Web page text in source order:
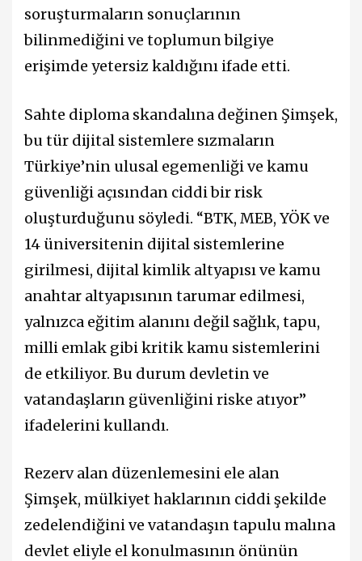
soruşturmaların sonuçlarının
bilinmediğini ve toplumun bilgiye
erişimde yetersiz kaldığını ifade etti.
Sahte diploma skandalına değinen Şimşek,
bu tür dijital sistemlere sızmaların
Türkiye’nin ulusal egemenliği ve kamu
güvenliği açısından ciddi bir risk
oluşturduğunu söyledi. “BTK, MEB, YÖK ve
14 üniversitenin dijital sistemlerine
girilmesi, dijital kimlik altyapısı ve kamu
anahtar altyapısının tarumar edilmesi,
yalnızca eğitim alanını değil sağlık, tapu,
milli emlak gibi kritik kamu sistemlerini
de etkiliyor. Bu durum devletin ve
vatandaşların güvenliğini riske atıyor”
ifadelerini kullandı.
Rezerv alan düzenlemesini ele alan
Şimşek, mülkiyet haklarının ciddi şekilde
zedelendiğini ve vatandaşın tapulu malına
devlet eliyle el konulmasının önünün